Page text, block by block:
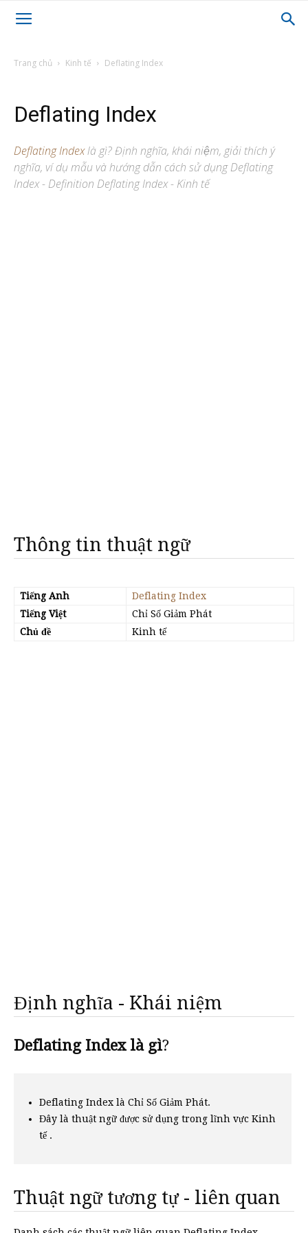
Trang chủ Kinh tế Deflating Index
Deflating Index
Deflating Indexlà gì? Định nghĩa, khái niệm, giải thích ý
nghĩa, ví dụ mẫu và hướng dẫn cách sử dụng Deflating
Index - Definition Deflating Index - Kinh tế
Thông tin thuật ngữ
Tiếng Anh
Deflating Index
Tiếng Việt
Chỉ Số Giảm Phát
Chủ đề
Kinh tế
Định nghĩa - Khái niệm
Deflating Index là gì?
Deflating Index là Chỉ Số Giảm Phát.
Đây là thuật ngữ được sử dụng trong lĩnh vực Kinh
tế .
Thuật ngữ tương tự - liên quan